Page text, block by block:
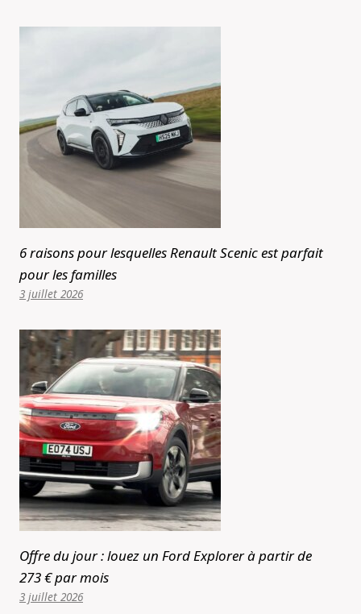
6 raisons pour lesquelles Renault Scenic est parfait
pour les familles
3 juillet 2026
Offre du jour : louez un Ford Explorer à partir de
273 € par mois
3 juillet 2026